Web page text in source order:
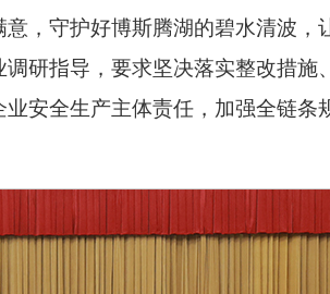
，守护好博斯腾湖的碧水清波，
研指导，要求坚决落实整改措施
安全生产主体责任，加强全链